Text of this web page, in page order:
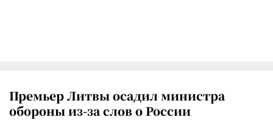
Премьер Литвы осадил министра
обороны из-за слов о России